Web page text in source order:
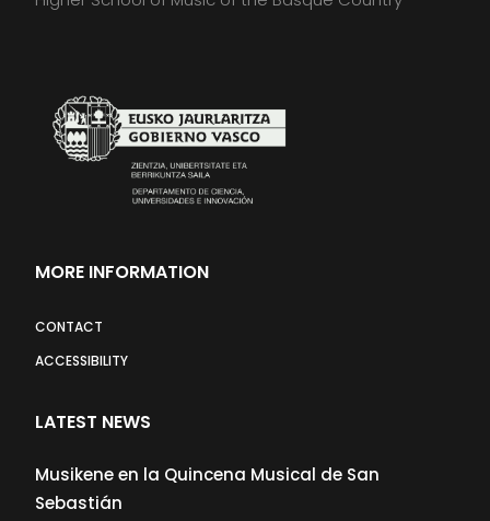
MORE INFORMATION
CONTACT
ACCESSIBILITY
LATEST NEWS
Musikene en la Quincena Musical de San
Sebastián